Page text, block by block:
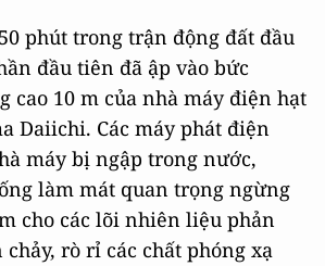
phút trong trận động đất đầu
đầu tiên đã ập vào bức
cao 10 m của nhà máy điện hạt
Daiichi. Các máy phát điện
máy bị ngập trong nước,
làm mát quan trọng ngừng
cho các lõi nhiên liệu phản
rò rỉ các chất phóng xạ